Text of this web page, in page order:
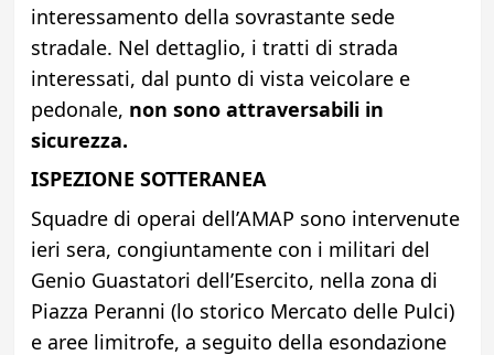
interessamento della sovrastante sede
stradale. Nel dettaglio, i tratti di strada
interessati, dal punto di vista veicolare e
pedonale, non sono attraversabili in
sicurezza.
ISPEZIONE SOTTERANEA
Squadre di operai dell’AMAP sono intervenute
ieri sera, congiuntamente con i militari del
Genio Guastatori dell’Esercito, nella zona di
Piazza Peranni (lo storico Mercato delle Pulci)
e aree limitrofe, a seguito della esondazione